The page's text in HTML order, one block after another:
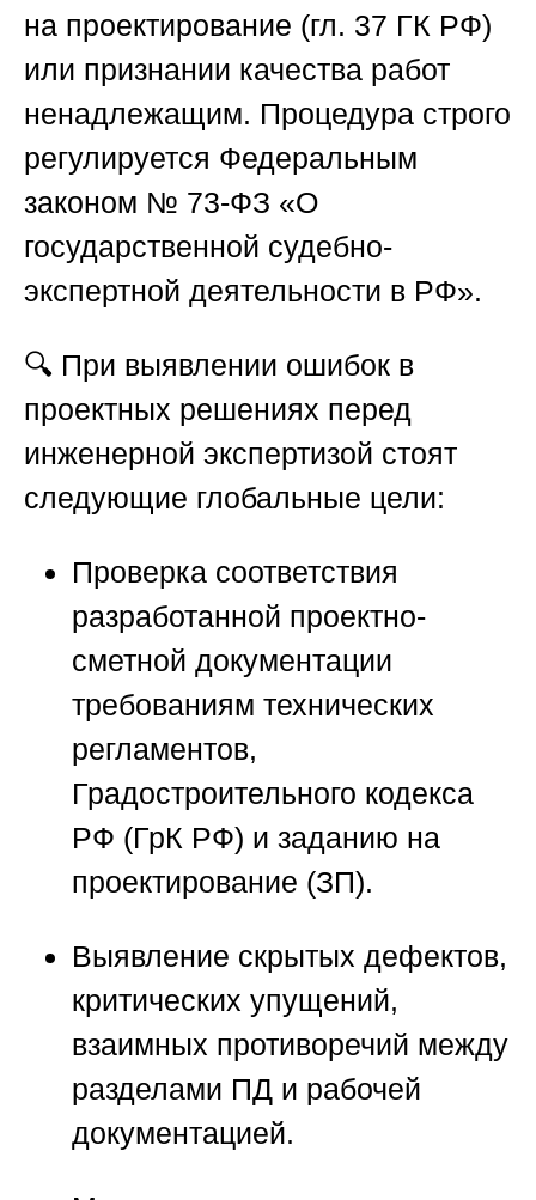
на проектирование (гл. 37 ГК РФ)
или признании качества работ
ненадлежащим. Процедура строго
регулируется Федеральным
законом № 73-ФЗ «О
государственной судебно-
экспертной деятельности в РФ».
🔍 При выявлении ошибок в
проектных решениях перед
инженерной экспертизой стоят
следующие глобальные цели:
Проверка соответствия
разработанной проектно-
сметной документации
требованиям технических
регламентов,
Градостроительного кодекса
РФ (ГрК РФ) и заданию на
проектирование (ЗП).
Выявление скрытых дефектов,
критических упущений,
взаимных противоречий между
разделами ПД и рабочей
документацией.